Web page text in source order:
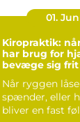
01. Jun
Kiropraktik:
har brug for
bevæge sig frit
Når ryggen
spænder, eller
bliver en fast